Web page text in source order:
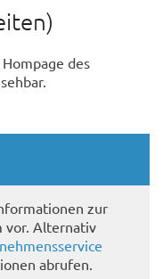
des
zur
vor. Alternativ
abrufen.